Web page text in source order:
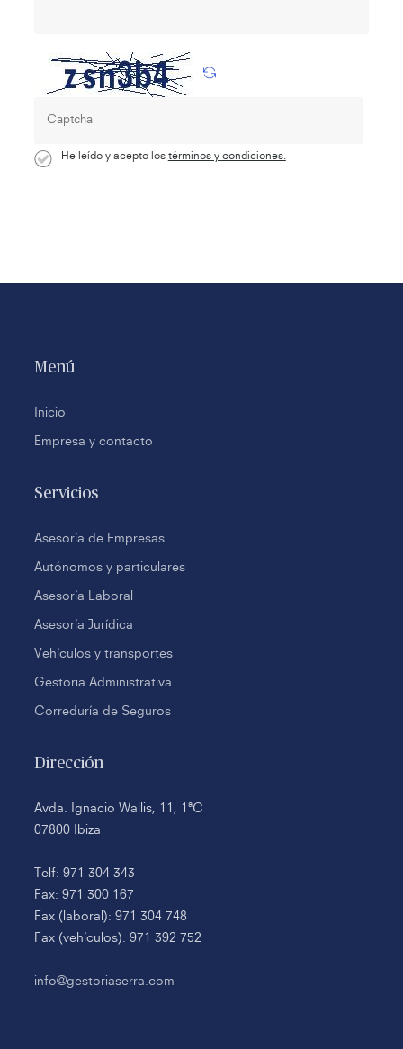
He leído y acepto los términos y condiciones.
Menú
Inicio
Empresa y contacto
Servicios
Asesoría de Empresas
Autónomos y particulares
Asesoría Laboral
Asesoría Jurídica
Vehículos y transportes
Gestoria Administrativa
Correduría de Seguros
Dirección
Avda. Ignacio Wallis, 11, 1ªC
07800 Ibiza
Telf: 971 304 343
Fax: 971 300 167
Fax (laboral): 971 304 748
Fax (vehículos): 971 392 752
info@gestoriaserra.com